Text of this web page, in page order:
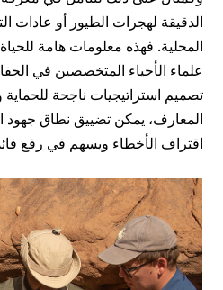
الدقيقة لهجرات الطيور أو عادات
المحلية. فهذه معلومات هامة
علماء الأحياء المتخصصين في
تصميم استراتيجيات ناجحة
المعارف، يمكن تضييق نطاق
اقتراف الأخطاء ويسهم في رفع